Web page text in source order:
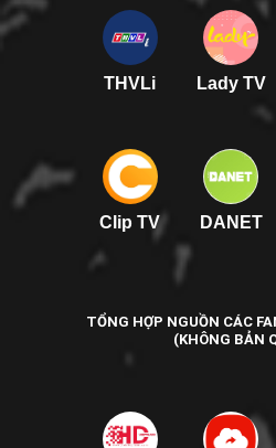
THVLi Lady TV
Clip TV DANET
TỔNG HỢP NGUỒN CÁC
(KHÔNG BẢN